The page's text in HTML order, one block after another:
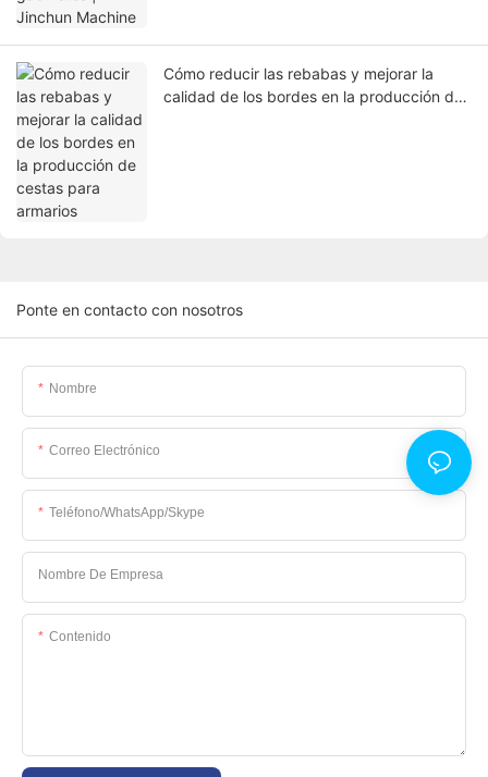
Cómo reducir las rebabas y mejorar la
calidad de los bordes en la producción de
Ponte en contacto con nosotros
Nombre
Correo Electrónico
Teléfono/WhatsApp/Skype
Nombre De Empresa
Contenido